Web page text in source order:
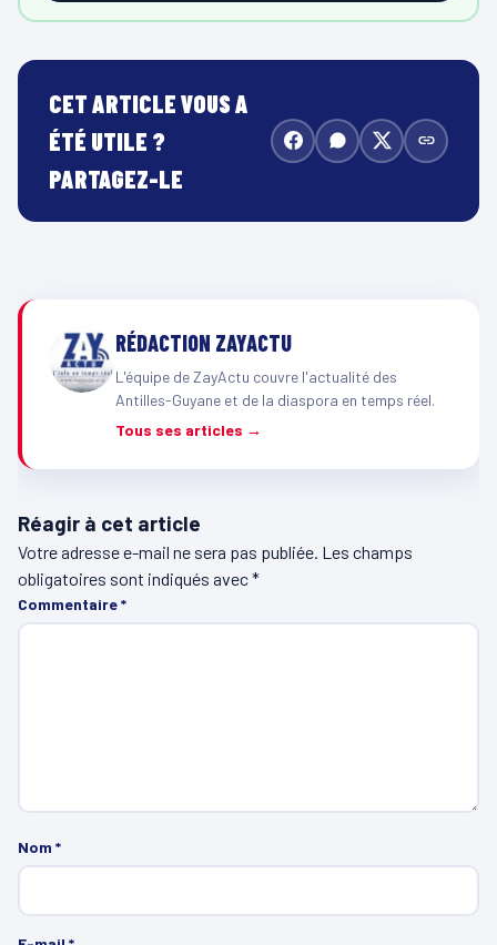
CET ARTICLE VOUS A
ÉTÉ UTILE ?
PARTAGEZ-LE
RÉDACTION ZAYACTU
L'équipe de ZayActu couvre l'actualité des
Antilles-Guyane et de la diaspora en temps réel.
Tous ses articles →
Réagir à cet article
Votre adresse e-mail ne sera pas publiée. Les champs
obligatoires sont indiqués avec*
Commentaire*
Nom *